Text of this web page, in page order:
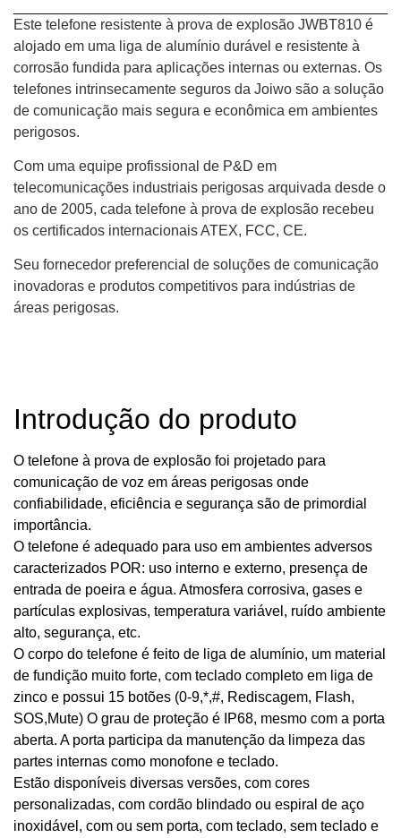
Este telefone resistente à prova de explosão JWBT810 é
alojado em uma liga de alumínio durável e resistente à
corrosão fundida para aplicações internas ou externas. Os
telefones intrinsecamente seguros da Joiwo são a solução
de comunicação mais segura e econômica em ambientes
perigosos.
Com uma equipe profissional de P&D em
telecomunicações industriais perigosas arquivada desde o
ano de 2005, cada telefone à prova de explosão recebeu
os certificados internacionais ATEX, FCC, CE.
Seu fornecedor preferencial de soluções de comunicação
inovadoras e produtos competitivos para indústrias de
áreas perigosas.
Introdução do produto
O telefone à prova de explosão foi projetado para
comunicação de voz em áreas perigosas onde
confiabilidade, eficiência e segurança são de primordial
importância.
O telefone é adequado para uso em ambientes adversos
caracterizados POR: uso interno e externo, presença de
entrada de poeira e água. Atmosfera corrosiva, gases e
partículas explosivas, temperatura variável, ruído ambiente
alto, segurança, etc.
O corpo do telefone é feito de liga de alumínio, um material
de fundição muito forte, com teclado completo em liga de
zinco e possui 15 botões (0-9,*,#, Rediscagem, Flash,
SOS,Mute) O grau de proteção é IP68, mesmo com a porta
aberta. A porta participa da manutenção da limpeza das
partes internas como monofone e teclado.
Estão disponíveis diversas versões, com cores
personalizadas, com cordão blindado ou espiral de aço
inoxidável, com ou sem porta, com teclado, sem teclado e